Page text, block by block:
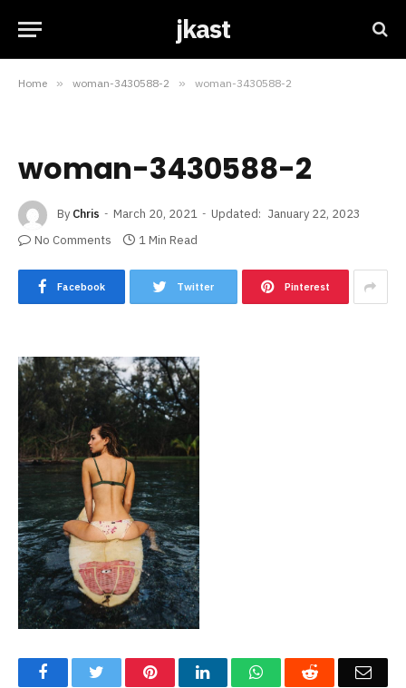
jkast
Home » woman-3430588-2 » woman-3430588-2
woman-3430588-2
By Chris March 20, 2021 Updated: January 22, 2023
No Comments
1 Min Read
Facebook Twitter Pinterest
FacebookTwitter PinterestLinkedInWhatsAppReddit